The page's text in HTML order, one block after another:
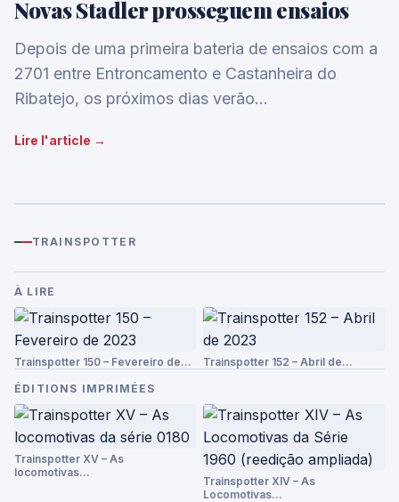
Novas Stadler prosseguem ensaios
Depois de uma primeira bateria de ensaios com a
2701 entre Entroncamento e Castanheira do
Ribatejo, os próximos dias verão…
Lire l'article →
TRAINSPOTTER
À LIRE
Trainspotter 150 – Fevereiro de…
Trainspotter 152 – Abril de…
ÉDITIONS IMPRIMÉES
Trainspotter XV – As
locomotivas…
Trainspotter XIV – As
Locomotivas…